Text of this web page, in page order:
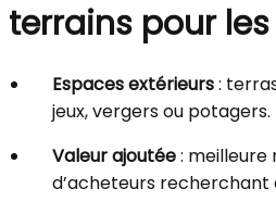
terrains pour
Espaces extérieurs:
jeux, vergers ou potagers.
Valeur ajoutée: meilleure
d’acheteurs